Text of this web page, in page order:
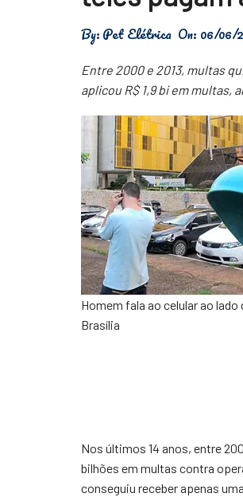
Física
Meio Ambiente
Saúde
Tecnologia
By:Pet Elétrica On: 06/06/
Entre 2000 e 2013, multas
aplicou R$ 1,9 bi em multas,
Homem fala ao celular ao lado
Brasília
Nos últimos 14 anos, entre
bilhões em multas contra
conseguiu receber apenas